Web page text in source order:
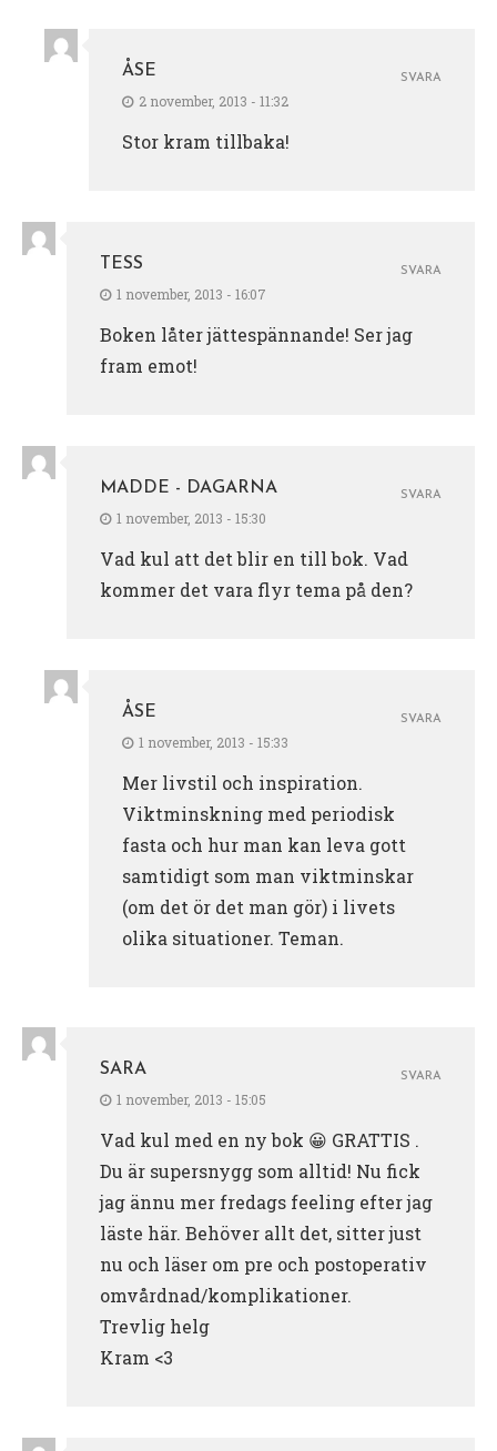
ÅSE
2 november, 2013 - 11:32
Stor kram tillbaka!
SVARA
TESS
1 november, 2013 - 16:07
Boken låter jättespännande! Ser jag
fram emot!
SVARA
MADDE - DAGARNA
1 november, 2013 - 15:30
Vad kul att det blir en till bok. Vad
kommer det vara flyr tema på den?
SVARA
ÅSE
1 november, 2013 - 15:33
Mer livstil och inspiration.
Viktminskning med periodisk
fasta och hur man kan leva gott
samtidigt som man viktminskar
(om det ör det man gör) i livets
olika situationer. Teman.
SVARA
SARA
1 november, 2013 - 15:05
Vad kul med en ny bok 😀 GRATTIS .
Du är supersnygg som alltid! Nu fick
jag ännu mer fredags feeling efter jag
läste här. Behöver allt det, sitter just
nu och läser om pre och postoperativ
omvårdnad/komplikationer.
Trevlig helg
Kram <3
SVARA